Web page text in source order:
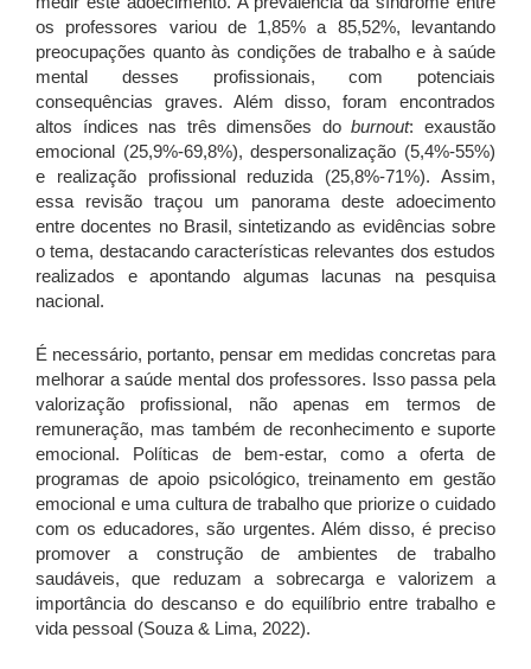
os professores variou de 1,85% a 85,52%, levantando
preocupações quanto às condições de trabalho e à saúde
mental desses profissionais, com potenciais
consequências graves. Além disso, foram encontrados
altos índices nas três dimensões doburnout: exaustão
emocional (25,9%-69,8%), despersonalização (5,4%-55%)
e realização profissional reduzida (25,8%-71%). Assim,
essa revisão traçou um panorama deste adoecimento
entre docentes no Brasil, sintetizando as evidências sobre
o tema, destacando características relevantes dos estudos
realizados e apontando algumas lacunas na pesquisa
nacional.
É necessário, portanto, pensar em medidas concretas para
melhorar a saúde mental dos professores. Isso passa pela
valorização profissional, não apenas em termos de
remuneração, mas também de reconhecimento e suporte
emocional. Políticas de bem-estar, como a oferta de
programas de apoio psicológico, treinamento em gestão
emocional e uma cultura de trabalho que priorize o cuidado
com os educadores, são urgentes. Além disso, é preciso
promover a construção de ambientes de trabalho
saudáveis, que reduzam a sobrecarga e valorizem a
importância do descanso e do equilíbrio entre trabalho e
vida pessoal (Souza & Lima, 2022).